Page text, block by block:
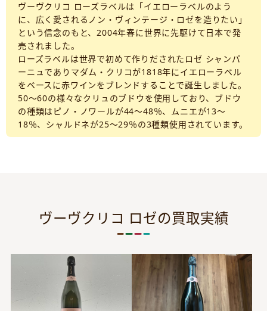
ヴーヴクリコ ローズラベルは「イエローラベルのよう
に、広く愛されるノン・ヴィンテージ・ロゼを造りたい」
という信念のもと、2004年春に世界に先駆けて日本で発
売されました。
ローズラベルは世界で初めて作りだされたロゼ シャンパ
ーニュでありマダム・クリコが1818年にイエローラベル
をベースに赤ワインをブレンドすることで誕生しました。
50～60の様々なクリュのブドウを使用しており、ブドウ
の種類はピノ・ノワールが44～48％、ムニエが13～
18％、シャルドネが25～29％の3種類使用されています。
ヴーヴクリコ ロゼの買取実績